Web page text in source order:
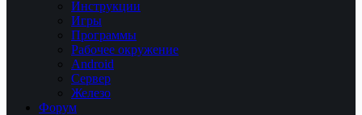
Инструкции
Игры
Программы
Рабочее окружение
Android
Сервер
Железо
Форум